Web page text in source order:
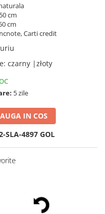
cm
cm
Carti credit
: czarny |złoty
5 zile
IN COS
SLA-4897 GOL